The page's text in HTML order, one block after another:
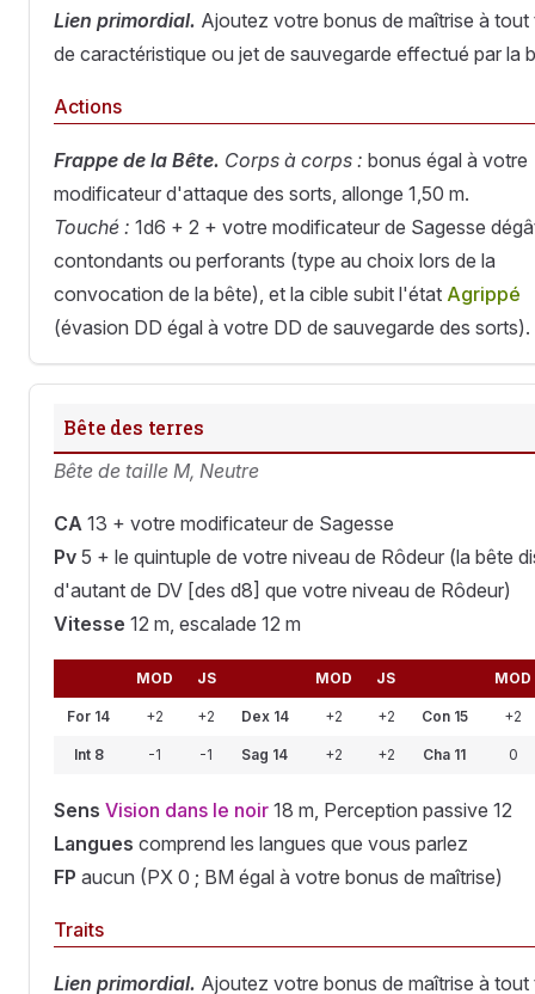
Lien primordial. Ajoutez votre bonus de maîtrise à tout
de caractéristique ou jet de sauvegarde effectué par la
Actions
Frappe de la Bête. Corps à corps : bonus égal à votre
modificateur d'attaque des sorts, allonge 1,50 m.
Touché : 1d6 + 2 + votre modificateur de Sagesse
contondants ou perforants (type au choix lors de la
convocation de la bête), et la cible subit l'état Agrippé
(évasion DD égal à votre DD de sauvegarde des sorts).
Bête des terres
Bête de taille M, Neutre
CA 13 + votre modificateur de Sagesse
Pv 5 + le quintuple de votre niveau de Rôdeur (la bête
d'autant de DV [des d8] que votre niveau de Rôdeur)
Vitesse 12 m, escalade 12 m
MOD JS MOD JS MOD
For 14 +2 +2 Dex 14 +2 +2 Con 15 +2
Int 8 -1 -1 Sag 14 +2 +2 Cha 11 0
Sens Vision dans le noir 18 m, Perception passive 12
Langues comprend les langues que vous parlez
FP aucun (PX 0 ; BM égal à votre bonus de maîtrise)
Traits
Lien primordial. Ajoutez votre bonus de maîtrise à tout